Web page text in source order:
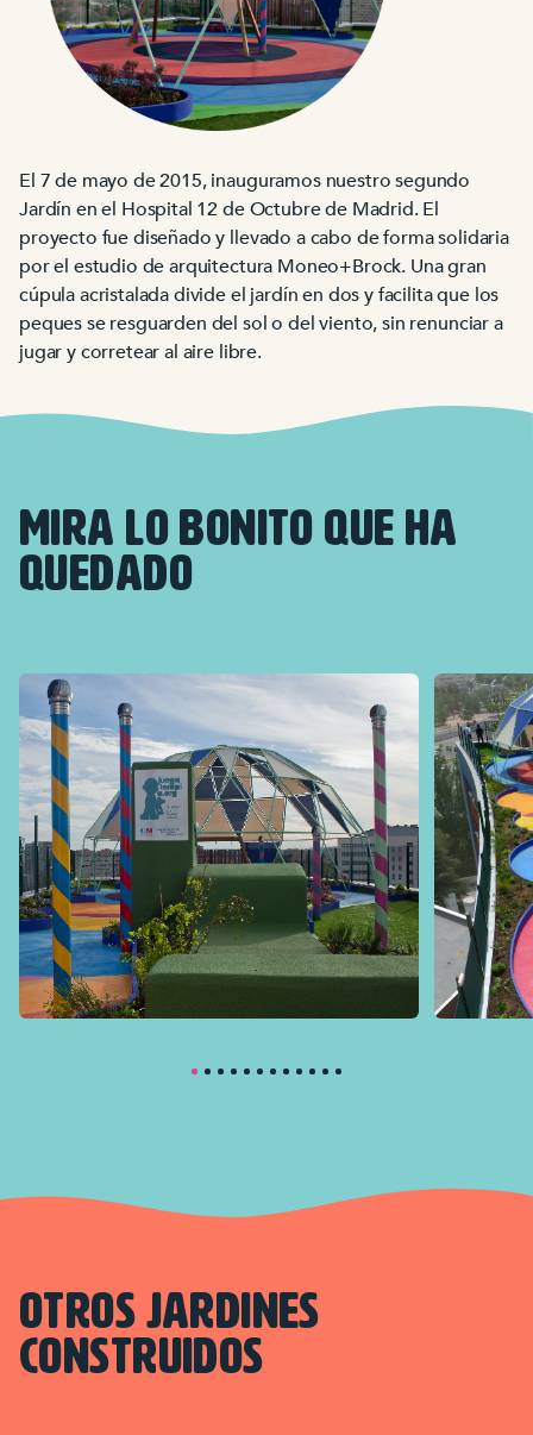
El 7 de mayo de 2015, inauguramos nuestro segundo
Jardín en el Hospital 12 de Octubre de Madrid. El
proyecto fue diseñado y llevado a cabo de forma solidaria
por el estudio de arquitectura Moneo+Brock. Una gran
cúpula acristalada divide el jardín en dos y facilita que los
peques se resguarden del sol o del viento, sin renunciar a
jugar y corretear al aire libre.
MIRA LO BONITO QUE HA
QUEDADO
Otros Jardines
Construidos